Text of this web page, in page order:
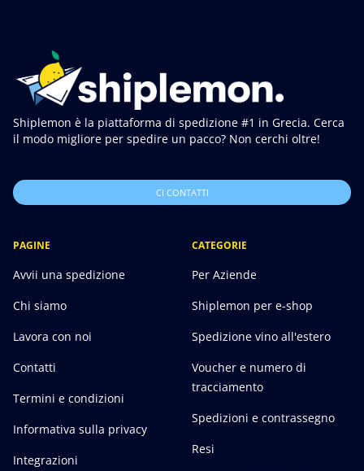
Shiplemon è la piattaforma di spedizione #1 in Grecia. Cerca
il modo migliore per spedire un pacco? Non cerchi oltre!
CI CONTATTI
PAGINE
Avvii una spedizione
Chi siamo
Lavora con noi
Contatti
Termini e condizioni
Informativa sulla privacy
Integrazioni
CATEGORIE
Per Aziende
Shiplemon per e-shop
Spedizione vino all'estero
Voucher e numero di
tracciamento
Spedizioni e contrassegno
Resi